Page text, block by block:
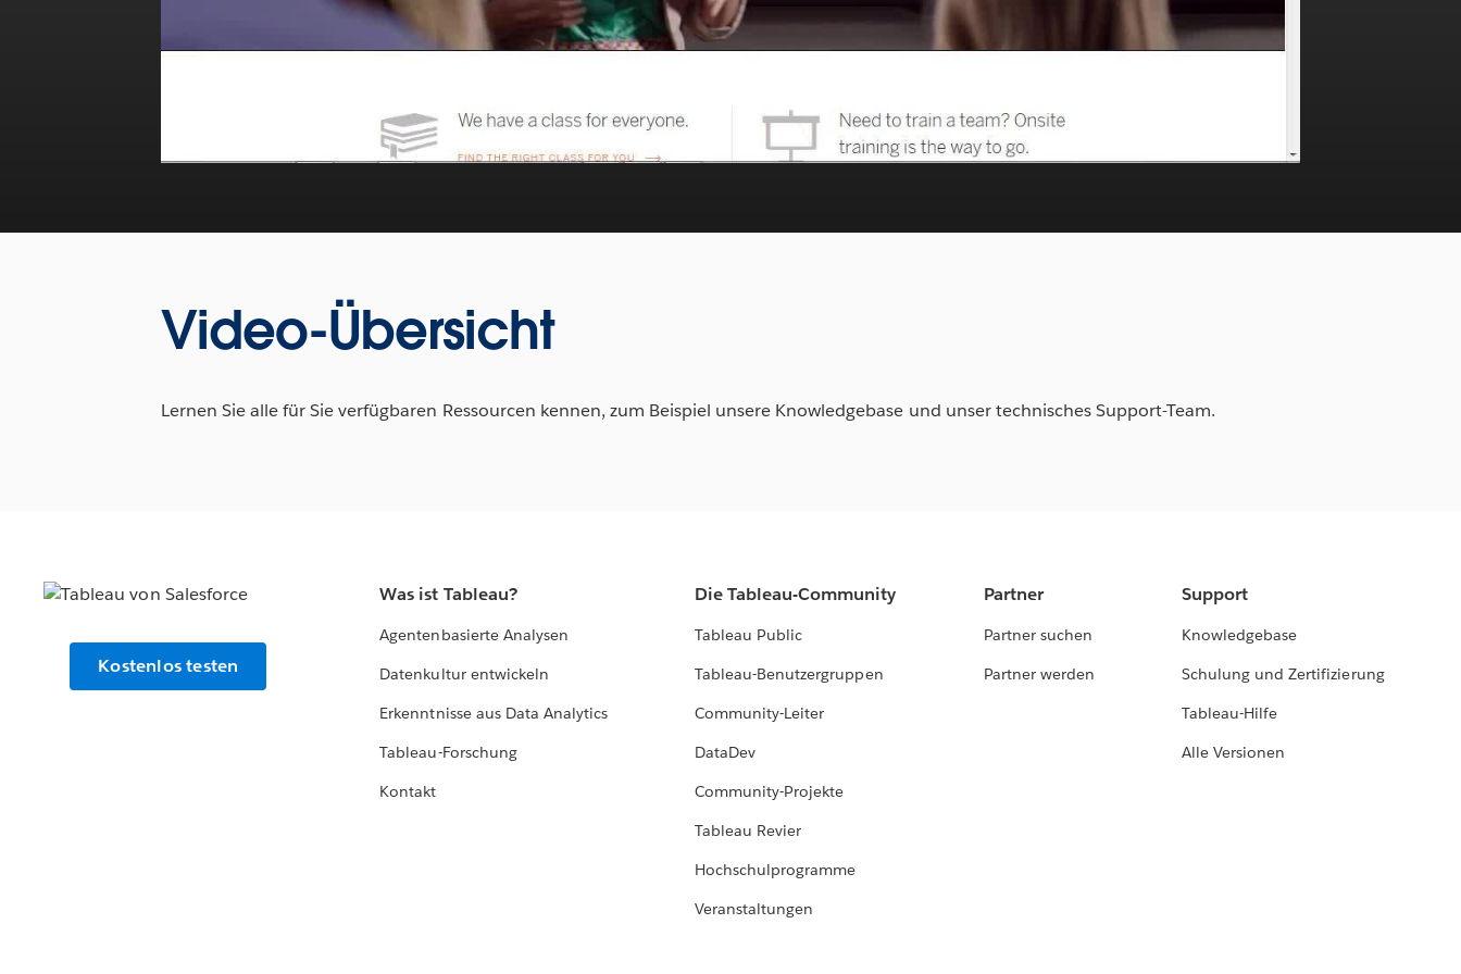
Video-Übersicht
Lernen Sie alle für Sie verfügbaren Ressourcen kennen, zum Beispiel unsere Knowledgebase und unser technisches Support-Team.
Kostenlos testen
Was ist Tableau?
Agentenbasierte Analysen
Datenkultur entwickeln
Erkenntnisse aus Data Analytics
Tableau-Forschung
Kontakt
Die Tableau-Community
Tableau Public
Tableau-Benutzergruppen
Community-Leiter
DataDev
Community-Projekte
Tableau Revier
Hochschulprogramme
Veranstaltungen
Partner
Partner suchen
Partner werden
Support
Knowledgebase
Schulung und Zertifizierung
Tableau-Hilfe
Alle Versionen